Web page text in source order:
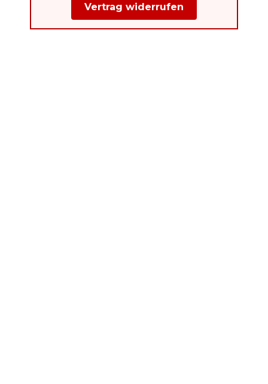
Vertrag widerrufen